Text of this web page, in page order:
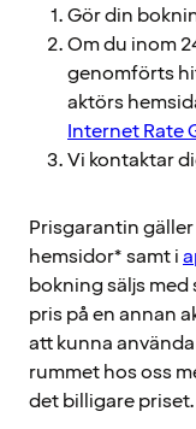
Gör din
Om du inom
genomförts
aktörs
Internet Rate
Vi kontaktar
Prisgarantin
hemsidor* samt i
bokning säljs
pris på en annan
att kunna
rummet hos oss
det billigare priset.